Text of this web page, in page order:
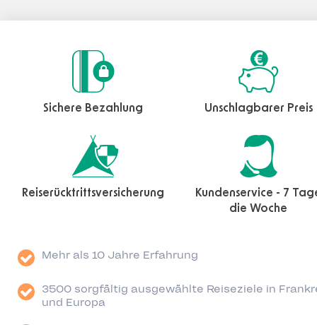
Sichere Bezahlung Unschlagbarer Preis
Reiserücktrittsversicherung
Kundenservice - 7
die Woche
Mehr als 10 Jahre Erfahrung
3500 sorgfältig ausgewählte Reiseziele in
und Europa